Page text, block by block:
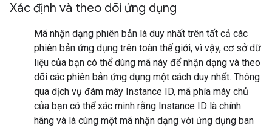
Xác định và theo dõi ứng dụng
Mã nhận dạng phiên bản là duy nhất trên tất cả các
phiên bản ứng dụng trên toàn thế giới, vì vậy, cơ sở dữ
liệu của bạn có thể dùng mã này để nhận dạng và theo
dõi các phiên bản ứng dụng một cách duy nhất. Thông
qua dịch vụ đám mây Instance ID, mã phía máy chủ
của bạn có thể xác minh rằng Instance ID là chính
hãng và là cùng một mã nhận dạng với ứng dụng ban